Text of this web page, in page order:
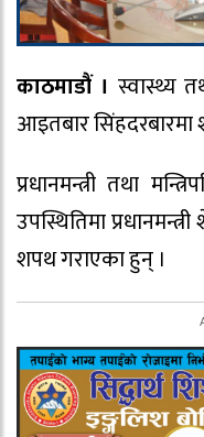
काठमाडौं । स्वास्थ्य
आइतबार
प्रधानमन्त्री तथा
उपस्थितिमा
शपथ गराएका हुन् ।